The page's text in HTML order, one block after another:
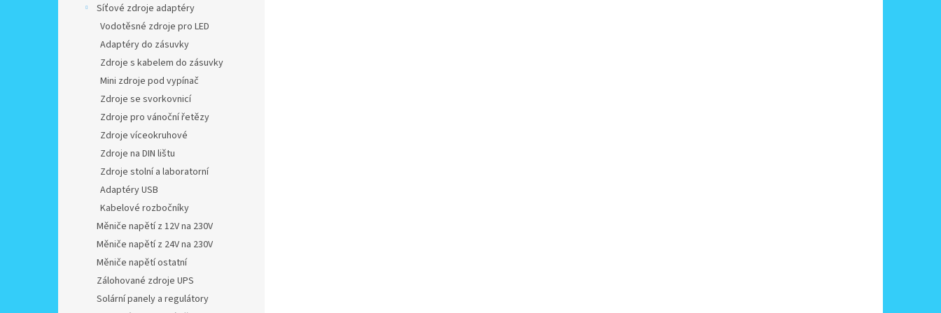
Síťové zdroje adaptéry
Vodotěsné zdroje pro LED
Adaptéry do zásuvky
Zdroje s kabelem do zásuvky
Mini zdroje pod vypínač
Zdroje se svorkovnicí
Zdroje pro vánoční řetězy
Zdroje víceokruhové
Zdroje na DIN lištu
Zdroje stolní a laboratorní
Adaptéry USB
Kabelové rozbočníky
Měniče napětí z 12V na 230V
Měniče napětí z 24V na 230V
Měniče napětí ostatní
Zálohované zdroje UPS
Solární panely a regulátory